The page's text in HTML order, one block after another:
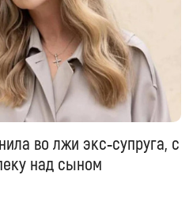
во лжи экс‑супруга, с
над сыном